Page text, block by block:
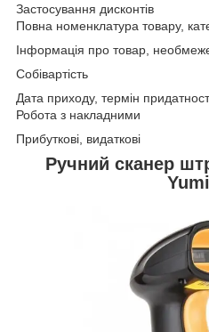
Застосування дисконтів
Повна номенклатура товару,
Інформація про товар,
Собівартість
Дата приходу, термін
Робота з накладними
Прибуткові, видаткові
Ручний сканер